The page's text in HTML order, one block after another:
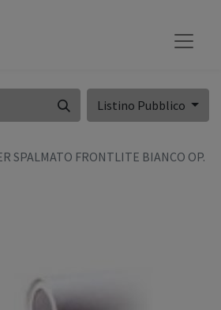
Listino Pubblico
SPALMATO FRONTLITE BIANCO OP.